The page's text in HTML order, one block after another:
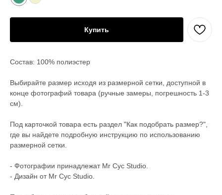
Купить
Состав: 100% полиэстер
Выбирайте размер исходя из размерной сетки, доступной в
конце фотографий товара (ручные замеры, погрешность 1-3
см).
Под карточкой товара есть раздел "Как подобрать размер?",
где вы найдете подробную инструкцию по использованию
размерной сетки.
- Фотографии принадлежат Mr Cyc Studio.
- Дизайн от Mr Cyc Studio.